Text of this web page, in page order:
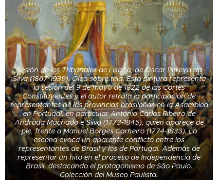
Sesión de los Tribunales de Lisboa, de Oscar Pereira da
Silva (1867-1939). Óleo sobre tela. Esta pintura representa
la sesión del 9 de mayo de 1822 de las Cortes
Constituyentes y el autor retrata la participación de
representantes de las provincias brasileñas en la Asamblea
en Portugal, en particular Antônio Carlos Ribeiro de
Andrada Machado e Silva (1773-1845), quien aparece de
pie, frente a Manuel Borges Carneiro (1774-1833). La
escena evoca un aparente conflicto entre los
representantes de Brasil y los de Portugal. Además de
representar un hito en el proceso de Independencia de
Brasil, destacando el protagonismo de São Paulo.
Colección del Museo Paulista.